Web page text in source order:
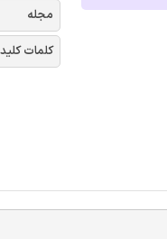
مجله
کلمات